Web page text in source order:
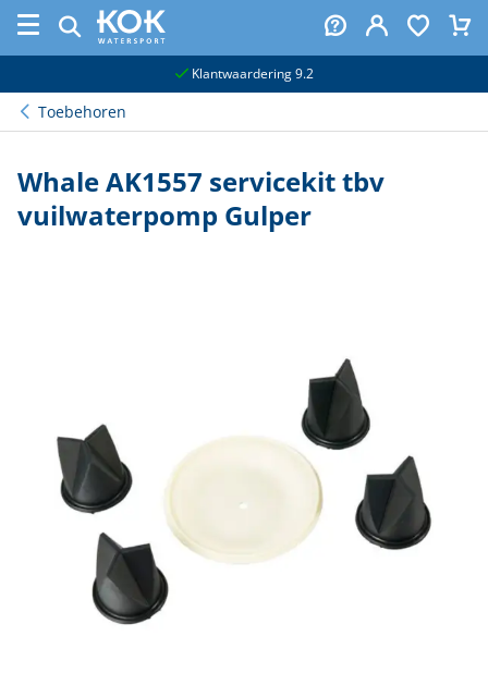
Klantwaardering 9.2
Toebehoren
Whale AK1557 servicekit tbv
vuilwaterpomp Gulper